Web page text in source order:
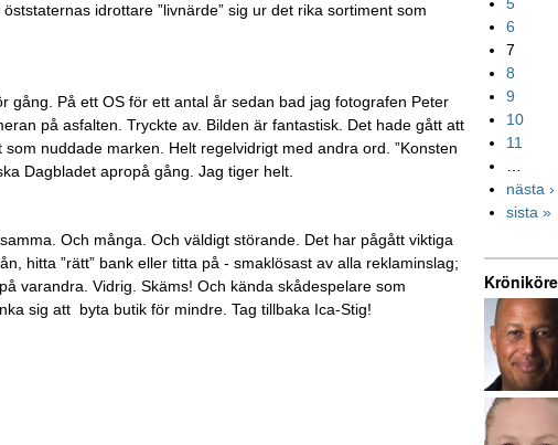
idrottare ”livnärde” sig ur det rika sortiment som
gång. På ett OS för ett antal år sedan bad jag fotografen Peter
på asfalten. Tryckte av. Bilden är fantastisk. Det hade gått att
nuddade marken. Helt regelvidrigt med andra ord. ”Konsten
Dagbladet apropå gång. Jag tiger helt.
Och många. Och väldigt störande. Det har pågått viktiga
hitta ”rätt” bank eller titta på - smaklösast av alla reklaminslag;
varandra. Vidrig. Skäms! Och kända skådespelare som
sig att byta butik för mindre. Tag tillbaka Ica-Stig!
5
6
7
8
9
10
11
…
nästa ›
sista »